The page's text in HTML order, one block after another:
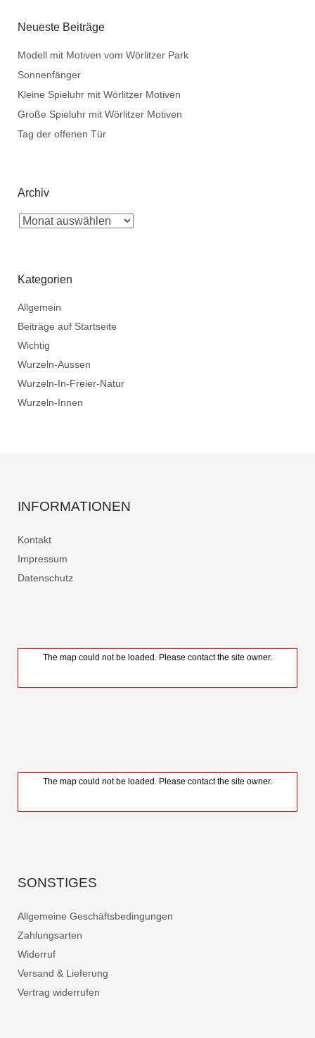
Neueste Beiträge
Modell mit Motiven vom Wörlitzer Park
Sonnenfänger
Kleine Spieluhr mit Wörlitzer Motiven
Große Spieluhr mit Wörlitzer Motiven
Tag der offenen Tür
Archiv
Kategorien
Allgemein
Beiträge auf Startseite
Wichtig
Wurzeln-Aussen
Wurzeln-In-Freier-Natur
Wurzeln-Innen
INFORMATIONEN
Kontakt
Impressum
Datenschutz
The map could not be loaded. Please contact the site owner.
The map could not be loaded. Please contact the site owner.
SONSTIGES
Allgemeine Geschäftsbedingungen
Zahlungsarten
Widerruf
Versand & Lieferung
Vertrag widerrufen